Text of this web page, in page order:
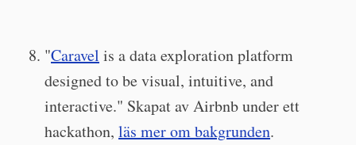
"Caravel is a data exploration platform
designed to be visual, intuitive, and
interactive." Skapat av Airbnb under ett
hackathon, läs mer om bakgrunden.